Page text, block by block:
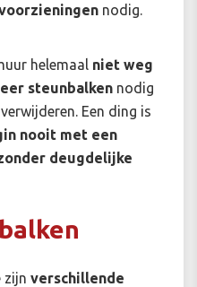
nodig.
helemaal niet weg
steunbalken nodig
Een ding is
nooit met een
deugdelijke
zijn verschillende